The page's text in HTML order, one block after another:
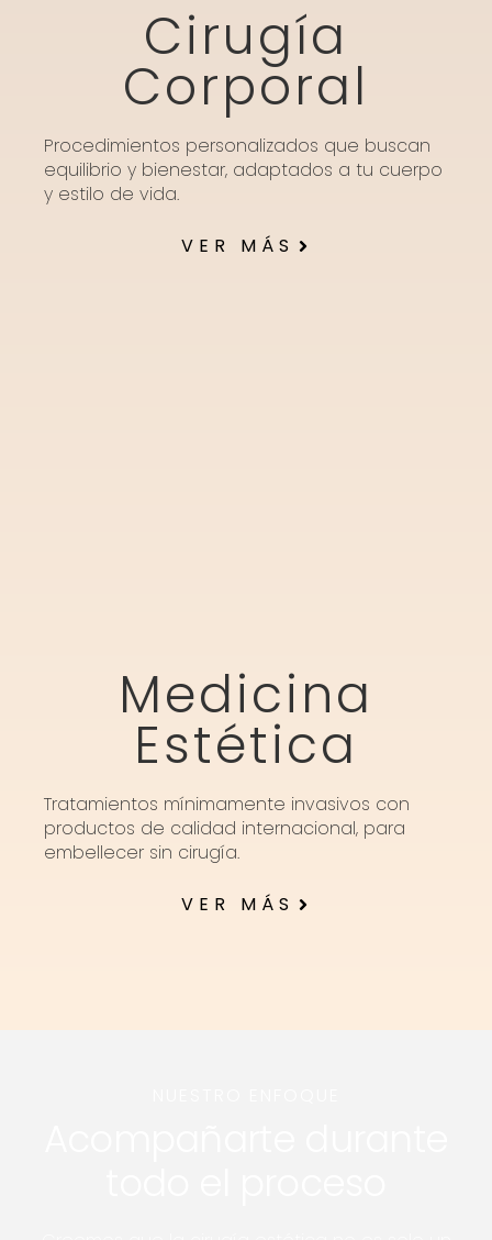
Cirugía
Corporal
Procedimientos personalizados que buscan
equilibrio y bienestar, adaptados a tu cuerpo
y estilo de vida.
VER MÁS
Medicina
Estética
Tratamientos mínimamente invasivos con
productos de calidad internacional, para
embellecer sin cirugía.
VER MÁS